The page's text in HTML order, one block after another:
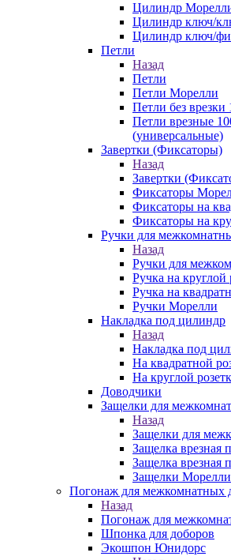
Цилиндр
Цилиндр ключ/
Цилиндр ключ/
Петли
Назад
Петли
Петли Морелли
Петли без
Петли врезные
(универсальные)
Завертки (Фиксаторы)
Назад
Завертки
Фиксаторы
Фиксаторы на
Фиксаторы на
Ручки для
Назад
Ручки для
Ручка на круглой
Ручка на
Ручки Морелли
Накладка под цилиндр
Назад
Накладка под
На квадратной
На круглой
Доводчики
Защелки для
Назад
Защелки для
Защелка врезная
Защелка врезная
Защелки Морелли
Погонаж для межкомнатных
Назад
Погонаж для
Шпонка для доборов
Экошпон Юнидорс